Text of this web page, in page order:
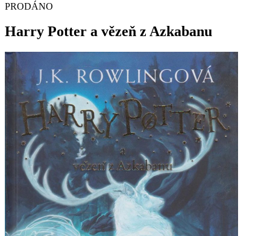
PRODÁNO
Harry Potter a vězeň z Azkabanu